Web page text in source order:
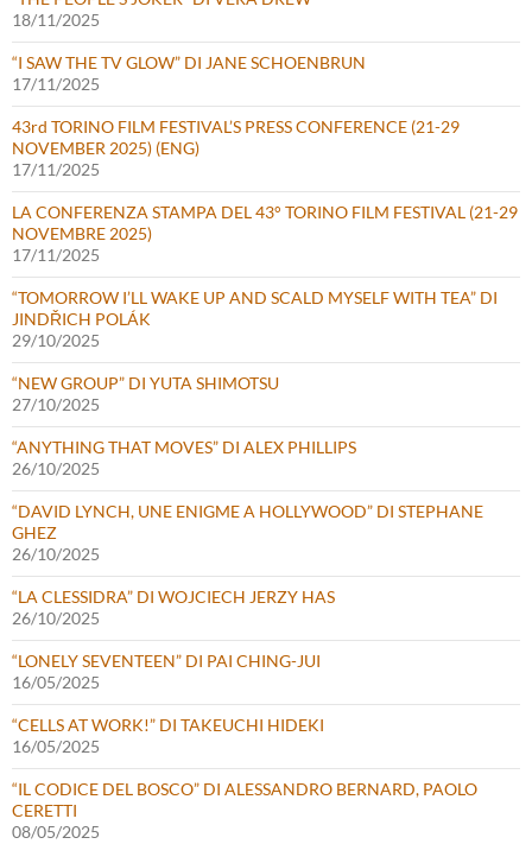
18/11/2025
“I SAW THE TV GLOW” DI JANE SCHOENBRUN
17/11/2025
43rd TORINO FILM FESTIVAL’S PRESS CONFERENCE (21-29
NOVEMBER 2025) (ENG)
17/11/2025
LA CONFERENZA STAMPA DEL 43° TORINO FILM FESTIVAL (21-29
NOVEMBRE 2025)
17/11/2025
“TOMORROW I’LL WAKE UP AND SCALD MYSELF WITH TEA” DI
JINDŘICH POLÁK
29/10/2025
“NEW GROUP” DI YUTA SHIMOTSU
27/10/2025
“ANYTHING THAT MOVES” DI ALEX PHILLIPS
26/10/2025
“DAVID LYNCH, UNE ENIGME A HOLLYWOOD” DI STEPHANE
GHEZ
26/10/2025
“LA CLESSIDRA” DI WOJCIECH JERZY HAS
26/10/2025
“LONELY SEVENTEEN” DI PAI CHING-JUI
16/05/2025
“CELLS AT WORK!” DI TAKEUCHI HIDEKI
16/05/2025
“IL CODICE DEL BOSCO” DI ALESSANDRO BERNARD, PAOLO
CERETTI
08/05/2025